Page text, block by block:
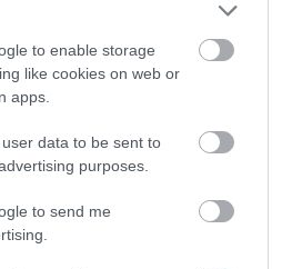
to enable storage
like cookies on web or
apps.
data to be sent to
purposes.
to send me